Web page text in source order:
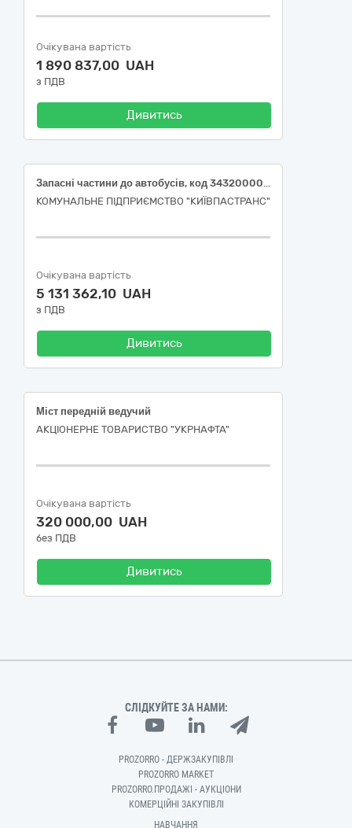
Очікувана вартість
1 890 837,00 UAH
з ПДВ
Дивитись
Запасні частини до автобусів, код 34320000-6 за ДК 021:2015 «Механічні запасні частини, крім двигунів і частин двигунів»
КОМУНАЛЬНЕ ПІДПРИЄМСТВО "КИЇВПАСТРАНС"
Очікувана вартість
5 131 362,10 UAH
з ПДВ
Дивитись
Міст передній ведучий
АКЦІОНЕРНЕ ТОВАРИСТВО "УКPНAФТА"
Очікувана вартість
320 000,00 UAH
без ПДВ
Дивитись
СЛІДКУЙТЕ ЗА НАМИ:
PROZORRO - ДЕРЖЗАКУПІВЛІ
PROZORRO MARKET
PROZORRO.ПРОДАЖІ - АУКЦІОНИ
КОМЕРЦІЙНІ ЗАКУПІВЛІ
НАВЧАННЯ